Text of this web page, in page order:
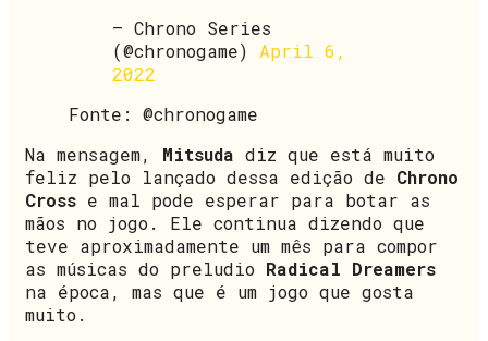
— Chrono Series
(@chronogame) April 6,
2022
Fonte: @chronogame
Na mensagem, Mitsuda diz que está muito
feliz pelo lançado dessa edição de Chrono
Cross e mal pode esperar para botar as
mãos no jogo. Ele continua dizendo que
teve aproximadamente um mês para compor
as músicas do preludio Radical Dreamers
na época, mas que é um jogo que gosta
muito.